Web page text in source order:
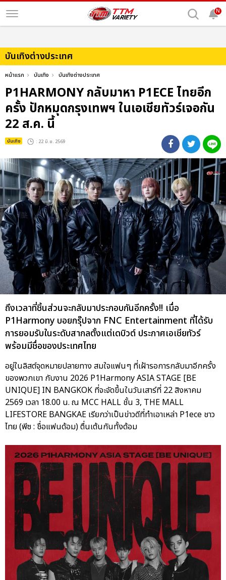
N
บันเทิงต่างประเทศ
หน้าแรก บันเทิง บันเทิงต่างประเทศ
P1HARMONY กลับมาหา P1ECE ไทยอีก
ครั้ง ปักหมุดกรุงเทพฯ ในเอเชียทัวร์เจอกัน
22 ส.ค. นี้
บันเทิง : 22 มิ.ย. 2569
ถึงเวลาที่ชิ้นส่วนจะกลับมาประกอบกันอีกครั้ง!! เมื่อ
P1Harmony บอยกรุ๊ปจาก FNC Entertainment ที่ได้รับ
การยอมรับในระดับสากลตั้งแต่เดบิวต์ ประกาศเอเชียทัวร์
พร้อมมีชื่อของประเทศไทย
อยู่ในลิสต์จุดหมายปลายทาง สมใจแฟนๆ ที่เฝ้ารอการกลับมาอีกครั้ง
ของพวกเขา กับงาน 2026 P1Harmony ASIA STAGE [BE
UNIQUE] IN BANGKOK ที่จะจัดขึ้นในวันเสาร์ที่ 22 สิงหาคม
2569 เวลา 18.00 น. ณ MCC HALL ชั้น 3, THE MALL
LIFESTORE BANGKAE เรียกว่าเป็นข่าวดีที่ทำเอาเหล่า P1ece ชาว
ไทย (พีซ : ชื่อแฟนด้อม) ตื่นเต้นกันทั้งด้อม